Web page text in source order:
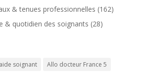
& tenues professionnelles (162)
& quotidien des soignants (28)
aide soignant
Allo docteur France 5